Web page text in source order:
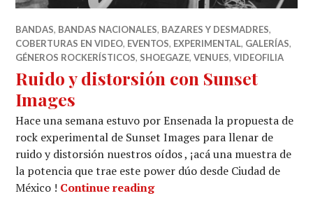
BANDAS, BANDAS NACIONALES, BAZARES Y DESMADRES,
COBERTURAS EN VIDEO, EVENTOS, EXPERIMENTAL, GALERÍAS,
GÉNEROS ROCKERÍSTICOS, SHOEGAZE,VENUES,VIDEOFILIA
Ruido y distorsión con Sunset
Images
Hace una semana estuvo por Ensenada la propuesta de
rock experimental de Sunset Images para llenar de
ruido y distorsión nuestros oídos , ¡acá una muestra de
la potencia que trae este power dúo desde Ciudad de
México ! Continue readingRuido y distorsión con